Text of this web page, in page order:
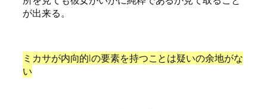
が出来る。
ミカサが内向的Iの要素を持つことは疑いの余地がな
い